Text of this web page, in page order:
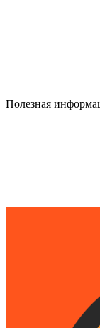
Полезная